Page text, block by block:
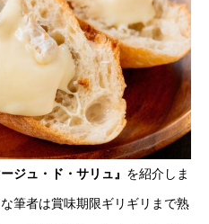
ージュ・ド・サリュ』 を紹介しま
筆者は賞味期限ギリギリまで熟